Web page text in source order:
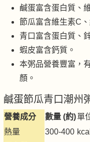
鹹蛋富含蛋白質、
節瓜富含維生素C
青口富含蛋白質、
蝦皮富含鈣質。
本粥品營養豐富，
顏。
鹹蛋節瓜青口潮州
營養成分 數量 (約)單
熱量
300-400 kcal